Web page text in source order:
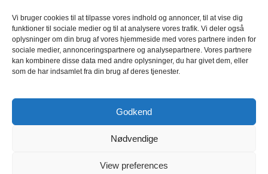
Vi bruger cookies til at tilpasse vores indhold og annoncer, til at vise dig
funktioner til sociale medier og til at analysere vores trafik. Vi deler også
oplysninger om din brug af vores hjemmeside med vores partnere inden for
sociale medier, annonceringspartnere og analysepartnere. Vores partnere
kan kombinere disse data med andre oplysninger, du har givet dem, eller
som de har indsamlet fra din brug af deres tjenester.
Godkend
Nødvendige
View preferences
Skælskør
Skærbæk Skævinge Skagen
Skalborg
Skanderborg
Skibby Skibet Skive Skjern
Skørping
Skovlunde
Slagelse Slangerup Smørum
Smørumnedre
Sofiendal
Søften Solbjerg Solrød
Solrød Strand
Sønderborg
Søndersø Sorø Starup Stege
Stenløse
Stilling Stoholm
Sunds
Sydhavnen Taastrup
Taulov
Them Thisted Thurø By Tilst Tinglev
Tjæreborg
Tørring Trige
Vestbjerg Vester Hassing